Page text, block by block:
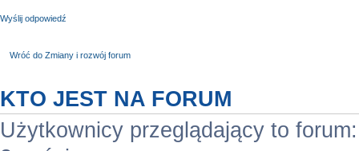
Wyślij odpowiedź
Wróć do Zmiany i rozwój forum
KTO JEST NA FORUM
Użytkownicy przeglądający to